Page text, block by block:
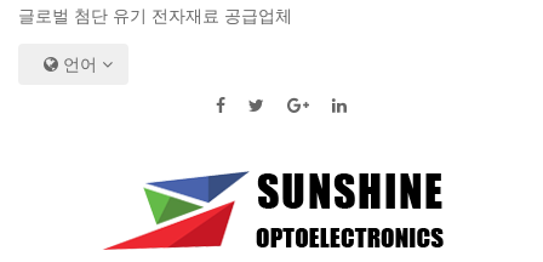
글로벌 첨단 유기 전자재료 공급업체
언어